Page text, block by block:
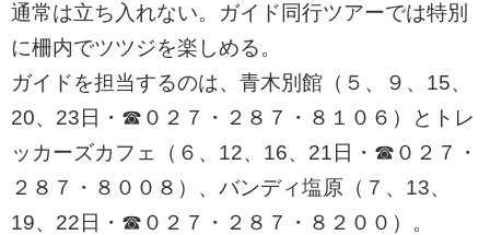
通常は立ち入れない。ガイド同行ツアーでは特別
に柵内でツツジを楽しめる。
ガイドを担当するのは、青木別館（５、９、15、
20、23日・☎０２７・２８７・８１０６）とトレ
ッカーズカフェ（６、12、16、21日・☎０２７・
２８７・８００８）、バンディ塩原（７、13、
19、22日・☎０２７・２８７・８２００）。